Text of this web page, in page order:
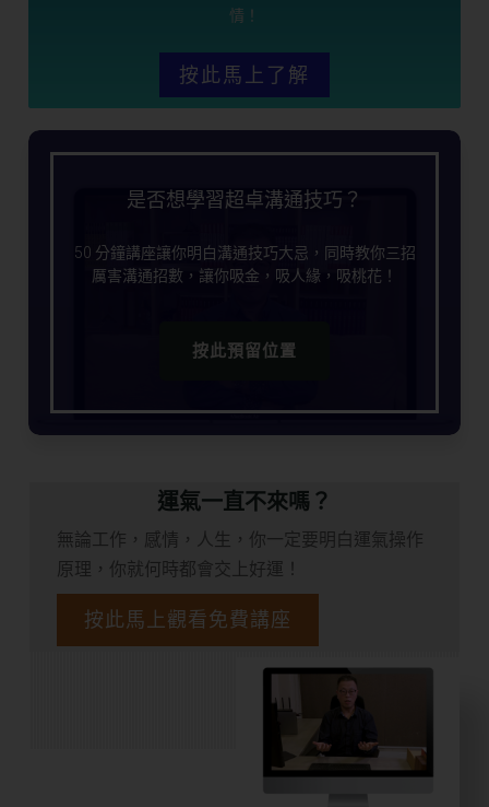
情！
按此馬上了解
是否想學習超卓溝通技巧？
50 分鐘講座讓你明白溝通技巧大忌，同時教你三招
厲害溝通招數，讓你吸金，吸人緣，吸桃花！
按此預留位置
運氣一直不來嗎？
無論工作，感情，人生，你一定要明白運氣操作
原理，你就何時都會交上好運！
按此馬上觀看免費講座